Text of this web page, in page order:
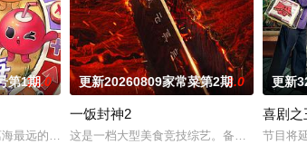
节目。该节目每期嘉宾分组对抗，观众现场票选每期“主
第1期10.0
最远的大陆腹地，他们只有一辆车和一车椰子们，通过
更新20260809家常菜第2期3.0
一饭封神2
这是一档大型美食竞技综艺。备受观众期待的
更新
喜剧之
节目将